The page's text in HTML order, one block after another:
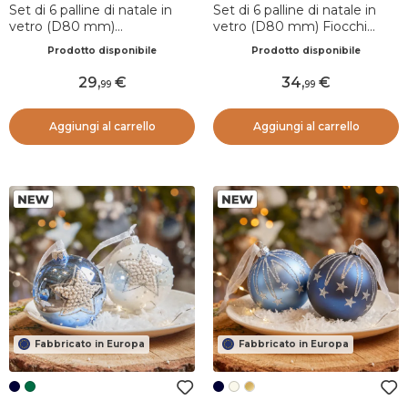
Set di 6 palline di natale in
vetro (D80 mm)
Costellazione Blu notte e
argentoProdotto disponibile
29,99
Aggiungi al carrello
Set di 6 palline di natale in
vetro (D80 mm) Fiocchi
Argento Blu
Prodotto disponibile
34,99
Aggiungi al carrello
Fabbricato in Europa Fabbricato in Europa